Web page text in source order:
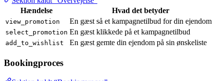
Hændelse
Hvad det betyder
view_promotion En gæst så et kampagnetilbud for din ejendom
select_promotion En gæst klikkede på et kampagnetilbud
add_to_wishlist En gæst gemte din ejendom på sin ønskeliste
Bookingproces